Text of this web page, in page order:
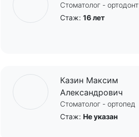
Стоматолог - ортодонт
Стаж: 16 лет
Казин Максим
Александрович
Стоматолог - ортопед
Стаж: Не указан